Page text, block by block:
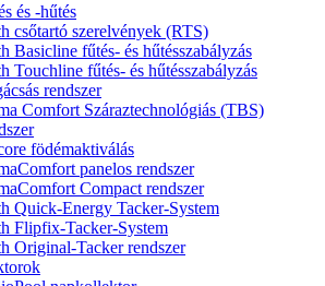
és -hűtés
csőtartó szerelvények (RTS)
Basicline fűtés- és hűtésszabályzás
Touchline fűtés- és hűtésszabályzás
rendszer
Comfort Száraztechnológiás (TBS)
födémaktiválás
panelos rendszer
Compact rendszer
Quick-Energy Tacker-System
Flipfix-Tacker-System
Original-Tacker rendszer